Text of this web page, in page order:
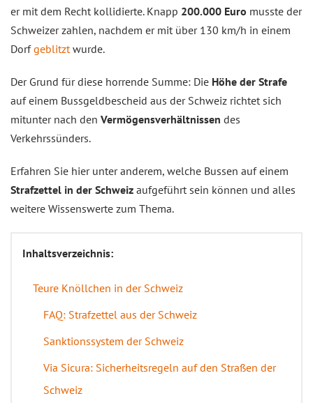
er mit dem Recht kollidierte. Knapp 200.000 Euro musste der
Schweizer zahlen, nachdem er mit über 130 km/h in einem
Dorfgeblitztwurde.
Der Grund für diese horrende Summe: Die Höhe der Strafe
auf einem Bussgeldbescheid aus der Schweiz richtet sich
mitunter nach den Vermögensverhältnissen des
Verkehrssünders.
Erfahren Sie hier unter anderem, welche Bussen auf einem
Strafzettel in der Schweiz aufgeführt sein können und alles
weitere Wissenswerte zum Thema.
Inhaltsverzeichnis:
Teure Knöllchen in der Schweiz
FAQ: Strafzettel aus der Schweiz
Sanktionssystem der Schweiz
Via Sicura: Sicherheitsregeln auf den Straßen der
Schweiz